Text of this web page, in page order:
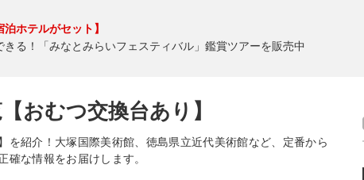
泊ホテルがセット】
きる！「みなとみらいフェスティバル」鑑賞ツアーを販売中
おむつ交換台あり】
を紹介！大塚国際美術館、徳島県立近代美術館など、定番から
確な情報をお届けします。